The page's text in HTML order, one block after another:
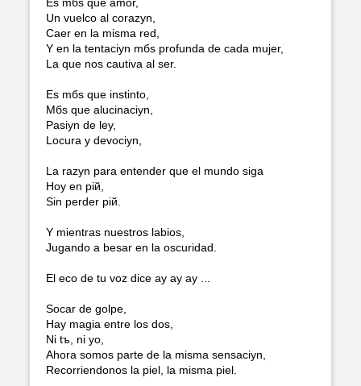
Un vuelco al corazуn,
Caer en la misma red,
Y en la tentaciуn mбs profunda de cada mujer,
La que nos cautiva al ser.
Es mбs que instinto,
Mбs que alucinaciуn,
Pasiуn de ley,
Locura y devociуn,
La razуn para entender que el mundo siga
Hoy en piй,
Sin perder piй.
Y mientras nuestros labios,
Jugando a besar en la oscuridad.
El eco de tu voz dice ay ay ay ...
Soсar de golpe,
Hay magia entre los dos,
Ni tъ, ni yo,
Ahora somos parte de la misma sensaciуn,
Recorriendonos la piel, la misma piel.